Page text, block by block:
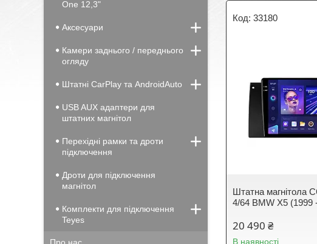
33180
Штатна магнітола
4/64 BMW X5 (1999
20 490 ₴
В наявності
One 12,3"
Аксесуари
Камери заднього / переднього
огляду
Штатні CarPlay та AndroidAuto
USB AUX адаптери для
штатних магнітол
Перехідні рамки та дроти
підключення
Дроти для підключення
магнітол
Комплекти для підключення
Teyes